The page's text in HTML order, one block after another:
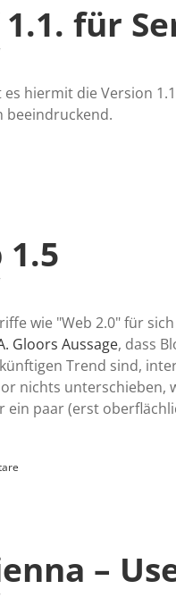
für
hiermit die Version
beeindruckend.
wie "Web 2.0" für
Gloors Aussage, dass
Trend sind,
nichts unterschieben,
ein paar (erst
–